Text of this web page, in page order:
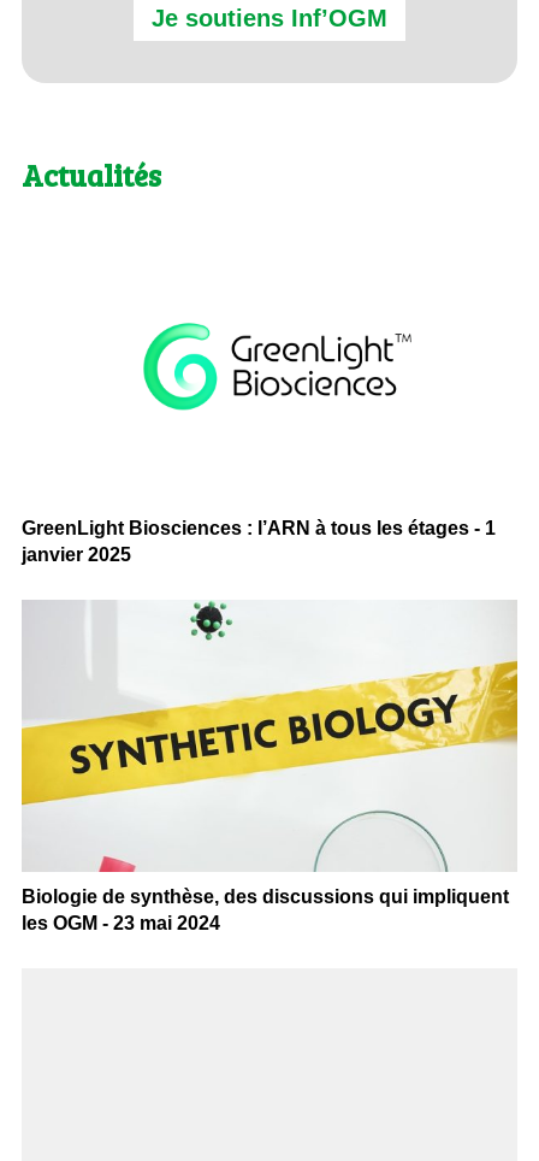
Je soutiens Inf’OGM
Actualités
GreenLight Biosciences : l’ARN à tous les étages - 1
janvier 2025
Biologie de synthèse, des discussions qui impliquent
les OGM - 23 mai 2024